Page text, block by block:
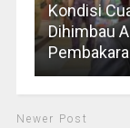
Kondisi
Dihimbau
Newer Post